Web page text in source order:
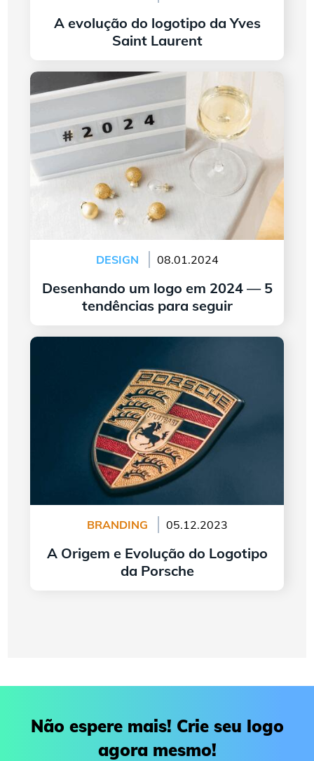
A evolução do logotipo da Yves
Saint Laurent
continuar lendo
DESIGN 08.01.2024
Desenhando um logo em 2024 — 5
tendências para seguir
continuar lendo
Desenhando um logo em 2024 — 5 tendências
para seguir
BRANDING 05.12.2023
A Origem e Evolução do Logotipo
da Porsche
Não espere mais! Crie seu logo
agora mesmo!